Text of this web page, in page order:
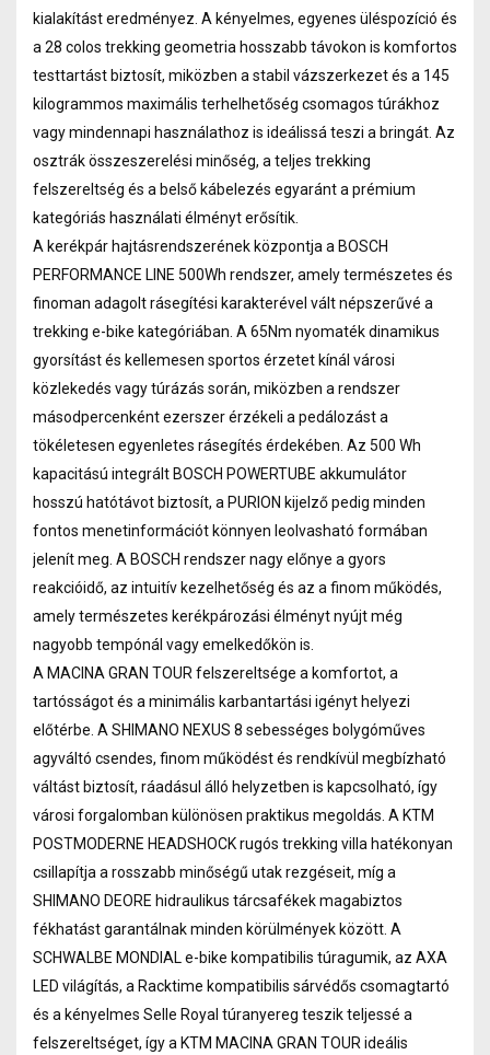
kialakítást eredményez. A kényelmes, egyenes üléspozíció és
a 28 colos trekking geometria hosszabb távokon is komfortos
testtartást biztosít, miközben a stabil vázszerkezet és a 145
kilogrammos maximális terhelhetőség csomagos túrákhoz
vagy mindennapi használathoz is ideálissá teszi a bringát. Az
osztrák összeszerelési minőség, a teljes trekking
felszereltség és a belső kábelezés egyaránt a prémium
kategóriás használati élményt erősítik.
A kerékpár hajtásrendszerének központja a BOSCH
PERFORMANCE LINE 500Wh rendszer, amely természetes és
finoman adagolt rásegítési karakterével vált népszerűvé a
trekking e-bike kategóriában. A 65Nm nyomaték dinamikus
gyorsítást és kellemesen sportos érzetet kínál városi
közlekedés vagy túrázás során, miközben a rendszer
másodpercenként ezerszer érzékeli a pedálozást a
tökéletesen egyenletes rásegítés érdekében. Az 500 Wh
kapacitású integrált BOSCH POWERTUBE akkumulátor
hosszú hatótávot biztosít, a PURION kijelző pedig minden
fontos menetinformációt könnyen leolvasható formában
jelenít meg. A BOSCH rendszer nagy előnye a gyors
reakcióidő, az intuitív kezelhetőség és az a finom működés,
amely természetes kerékpározási élményt nyújt még
nagyobb tempónál vagy emelkedőkön is.
A MACINA GRAN TOUR felszereltsége a komfortot, a
tartósságot és a minimális karbantartási igényt helyezi
előtérbe. A SHIMANO NEXUS 8 sebességes bolygóműves
agyváltó csendes, finom működést és rendkívül megbízható
váltást biztosít, ráadásul álló helyzetben is kapcsolható, így
városi forgalomban különösen praktikus megoldás. A KTM
POSTMODERNE HEADSHOCK rugós trekking villa hatékonyan
csillapítja a rosszabb minőségű utak rezgéseit, míg a
SHIMANO DEORE hidraulikus tárcsafékek magabiztos
fékhatást garantálnak minden körülmények között. A
SCHWALBE MONDIAL e-bike kompatibilis túragumik, az AXA
LED világítás, a Racktime kompatibilis sárvédős csomagtartó
és a kényelmes Selle Royal túranyereg teszik teljessé a
felszereltséget, így a KTM MACINA GRAN TOUR ideális